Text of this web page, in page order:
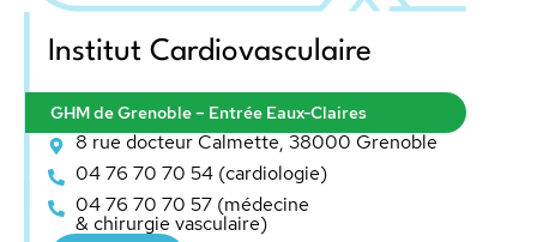
Institut Cardiovasculaire
GHM de Grenoble – Entrée Eaux-Claires
8 rue docteur Calmette, 38000 Grenoble
04 76 70 70 54 (cardiologie)
04 76 70 70 57 (médecine
& chirurgie vasculaire)